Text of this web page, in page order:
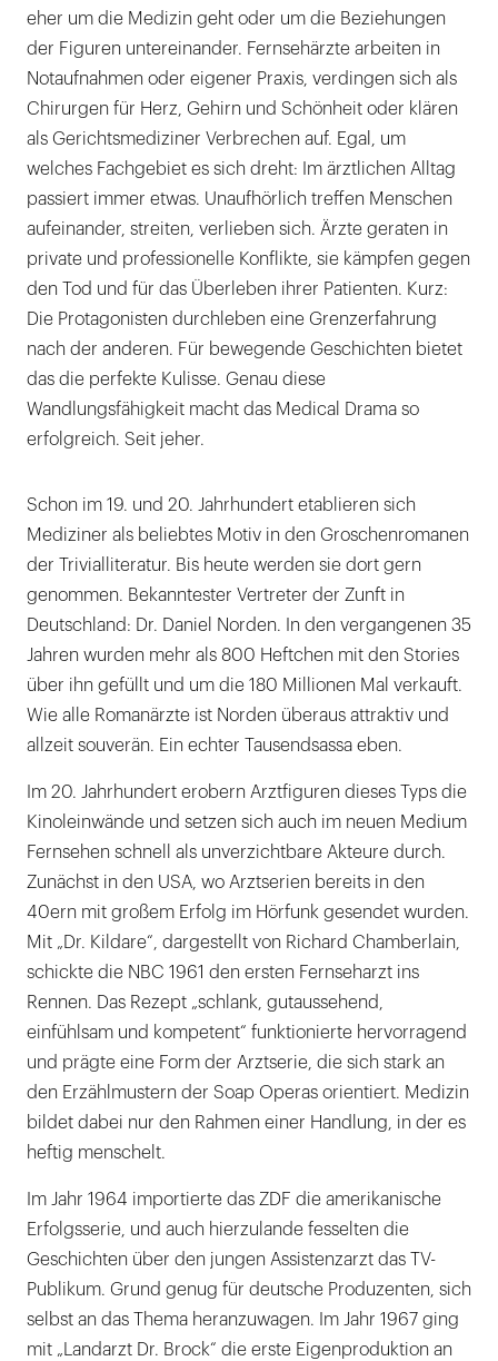
eher um die Medizin geht oder um die Beziehungen
der Figuren untereinander. Fernsehärzte arbeiten in
Notaufnahmen oder eigener Praxis, verdingen sich als
Chirurgen für Herz, Gehirn und Schönheit oder klären
als Gerichtsmediziner Verbrechen auf. Egal, um
welches Fachgebiet es sich dreht: Im ärztlichen Alltag
passiert immer etwas. Unaufhörlich treffen Menschen
aufeinander, streiten, verlieben sich. Ärzte geraten in
private und professionelle Konflikte, sie kämpfen gegen
den Tod und für das Überleben ihrer Patienten. Kurz:
Die Protagonisten durchleben eine Grenzerfahrung
nach der anderen. Für bewegende Geschichten bietet
das die perfekte Kulisse. Genau diese
Wandlungsfähigkeit macht das Medical Drama so
erfolgreich. Seit jeher.
Schon im 19. und 20. Jahrhundert etablieren sich
Mediziner als beliebtes Motiv in den Groschenromanen
der Trivialliteratur. Bis heute werden sie dort gern
genommen. Bekanntester Vertreter der Zunft in
Deutschland: Dr. Daniel Norden. In den vergangenen 35
Jahren wurden mehr als 800 Heftchen mit den Stories
über ihn gefüllt und um die 180 Millionen Mal verkauft.
Wie alle Romanärzte ist Norden überaus attraktiv und
allzeit souverän. Ein echter Tausendsassa eben.
Im 20. Jahrhundert erobern Arztfiguren dieses Typs die
Kinoleinwände und setzen sich auch im neuen Medium
Fernsehen schnell als unverzichtbare Akteure durch.
Zunächst in den USA, wo Arztserien bereits in den
40ern mit großem Erfolg im Hörfunk gesendet wurden.
Mit „Dr. Kildare“, dargestellt von Richard Chamberlain,
schickte die NBC 1961 den ersten Fernseharzt ins
Rennen. Das Rezept „schlank, gutaussehend,
einfühlsam und kompetent“ funktionierte hervorragend
und prägte eine Form der Arztserie, die sich stark an
den Erzählmustern der Soap Operas orientiert. Medizin
bildet dabei nur den Rahmen einer Handlung, in der es
heftig menschelt.
Im Jahr 1964 importierte das ZDF die amerikanische
Erfolgsserie, und auch hierzulande fesselten die
Geschichten über den jungen Assistenzarzt das TV-
Publikum. Grund genug für deutsche Produzenten, sich
selbst an das Thema heranzuwagen. Im Jahr 1967 ging
mit „Landarzt Dr. Brock“ die erste Eigenproduktion an